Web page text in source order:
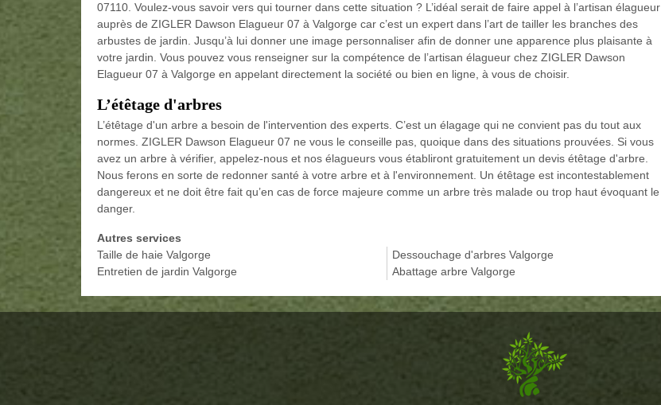
07110. Voulez-vous savoir vers qui tourner dans cette situation ? L’idéal serait de faire appel à l’artisan élagueur
auprès de ZIGLER Dawson Elagueur 07 à Valgorge car c’est un expert dans l’art de tailler les branches des
arbustes de jardin. Jusqu’à lui donner une image personnaliser afin de donner une apparence plus plaisante à
votre jardin. Vous pouvez vous renseigner sur la compétence de l’artisan élagueur chez ZIGLER Dawson
Elagueur 07 à Valgorge en appelant directement la société ou bien en ligne, à vous de choisir.
L’étêtage d'arbres
L’étêtage d'un arbre a besoin de l'intervention des experts. C’est un élagage qui ne convient pas du tout aux
normes. ZIGLER Dawson Elagueur 07 ne vous le conseille pas, quoique dans des situations prouvées. Si vous
avez un arbre à vérifier, appelez-nous et nos élagueurs vous établiront gratuitement un devis étêtage d'arbre.
Nous ferons en sorte de redonner santé à votre arbre et à l'environnement. Un étêtage est incontestablement
dangereux et ne doit être fait qu’en cas de force majeure comme un arbre très malade ou trop haut évoquant le
danger.
Autres services
Taille de haie Valgorge
Entretien de jardin Valgorge
Dessouchage d'arbres Valgorge
Abattage arbre Valgorge